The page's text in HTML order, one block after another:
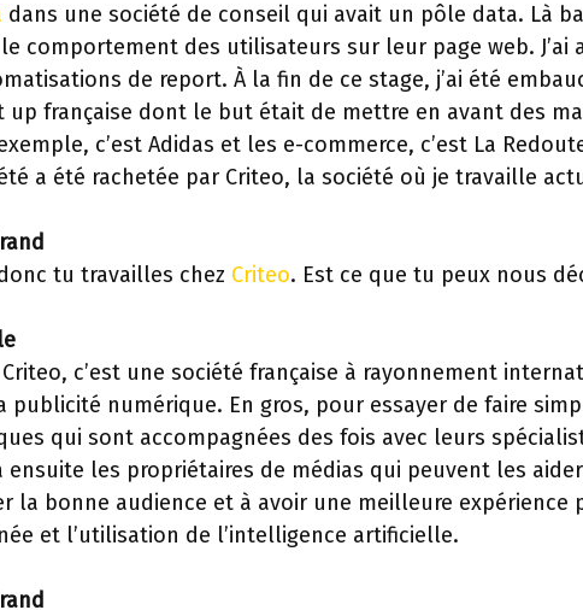
dans une société de conseil qui avait un pôle data. Là
comportement des utilisateurs sur leur page web.
de report. À la fin de ce stage, j’ai été
up française dont le but était de mettre en avant des
c’est Adidas et les e-commerce, c’est La
a été rachetée par Criteo, la société où je travaille
tu travailles chez Criteo. Est ce que tu peux nous
Criteo, c’est une société française à rayonnement
publicité numérique. En gros, pour essayer de faire
qui sont accompagnées des fois avec leurs
ensuite les propriétaires de médias qui peuvent les
la bonne audience et à avoir une meilleure
et l’utilisation de l’intelligence artificielle.